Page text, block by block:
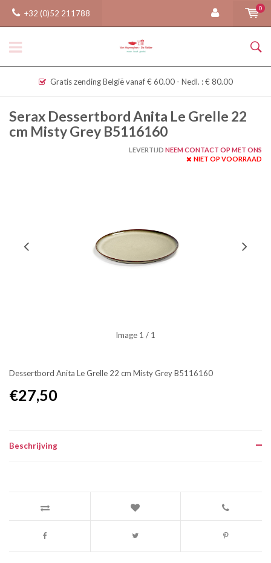
+32 (0)52 211788
0
Gratis zending België vanaf € 60.00 - Nedl. : € 80.00
Serax Dessertbord Anita Le Grelle 22
cm Misty Grey B5116160
LEVERTIJD NEEM CONTACT OP MET ONS
NIET OP VOORRAAD
Image 1 / 1
Dessertbord Anita Le Grelle 22 cm Misty Grey B5116160
€27,50
Beschrijving